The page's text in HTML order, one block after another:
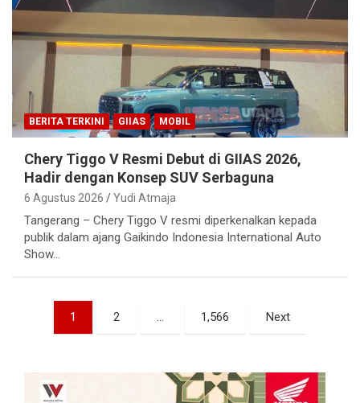
BERITA TERKINI GIIAS MOBIL
Chery Tiggo V Resmi Debut di GIIAS 2026,
Hadir dengan Konsep SUV Serbaguna
6 Agustus 2026 Yudi Atmaja
Tangerang – Chery Tiggo V resmi diperkenalkan kepada
publik dalam ajang Gaikindo Indonesia International Auto
Show…
Paginasi
1 2 … 1,566 Next